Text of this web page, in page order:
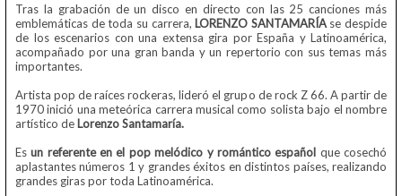
Tras la grabación de un disco en directo con las 25 canciones más
emblemáticas de toda su carrera, LORENZO SANTAMARÍAse despide
de los escenarios con una extensa gira por España y Latinoamérica,
acompañado por una gran banda y un repertorio con sus temas más
importantes.
Artista pop de raíces rockeras, lideró el grupo de rock Z 66. A partir de
1970 inició una meteórica carrera musical como solista bajo el nombre
artístico de Lorenzo Santamaría.
Esun referente en el pop melódico y romántico español que cosechó
aplastantes números 1 y grandes éxitos en distintos países, realizando
grandes giras por toda Latinoamérica.